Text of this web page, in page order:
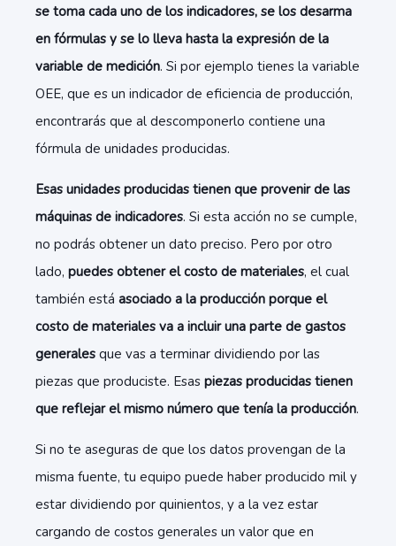
se toma cada uno de los indicadores, se los desarma
en fórmulas y se lo lleva hasta la expresión de la
variable de medición. Si por ejemplo tienes la variable
OEE, que es un indicador de eficiencia de producción,
encontrarás que al descomponerlo contiene una
fórmula de unidades producidas.
Esas unidades producidas tienen que provenir de las
máquinas de indicadores. Si esta acción no se cumple,
no podrás obtener un dato preciso. Pero por otro
lado, puedes obtener el costo de materiales, el cual
también está asociado a la producción porque el
costo de materiales va a incluir una parte de gastos
generales que vas a terminar dividiendo por las
piezas que produciste. Esas piezas producidas tienen
que reflejar el mismo número que tenía la producción.
Si no te aseguras de que los datos provengan de la
misma fuente, tu equipo puede haber producido mil y
estar dividiendo por quinientos, y a la vez estar
cargando de costos generales un valor que en